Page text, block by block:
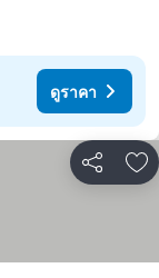
ดูราคา
แชร์ เ